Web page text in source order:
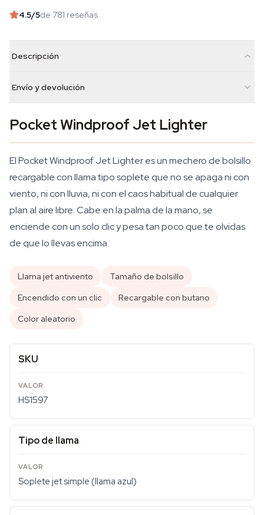
4.5/5de 781 reseñas
Descripción
Envío y devolución
Pocket Windproof Jet Lighter
El Pocket Windproof Jet Lighter es un mechero de bolsillo
recargable con llama tipo soplete que no se apaga ni con
viento, ni con lluvia, ni con el caos habitual de cualquier
plan al aire libre. Cabe en la palma de la mano, se
enciende con un solo clic y pesa tan poco que te olvidas
de que lo llevas encima.
Llama jet antiviento
Tamaño de bolsillo
Encendido con un clic
Recargable con butano
Color aleatorio
SKU
HS1597
Tipo de llama
Soplete jet simple (llama azul)